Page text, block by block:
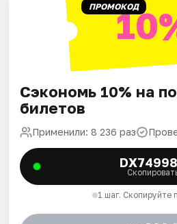
ПРОМОКОД
Сэкономь 10% на
билетов
Применили: 8 236 раз
1 шаг. Скопируйте